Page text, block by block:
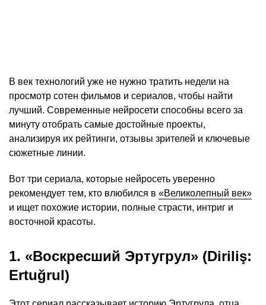
В век технологий уже не нужно тратить недели на
просмотр сотен фильмов и сериалов, чтобы найти
лучший. Современные нейросети способны всего за
минуту отобрать самые достойные проекты,
анализируя их рейтинги, отзывы зрителей и ключевые
сюжетные линии.
Вот три сериала, которые нейросеть уверенно
рекомендует тем, кто влюбился в «Великолепный век»
и ищет похожие истории, полные страсти, интриг и
восточной красоты.
1. «Воскресший Эртугрул» (Diriliş:
Ertuğrul)